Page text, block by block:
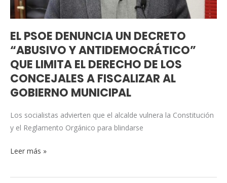
EL PSOE DENUNCIA UN DECRETO
“ABUSIVO Y ANTIDEMOCRÁTICO”
QUE LIMITA EL DERECHO DE LOS
CONCEJALES A FISCALIZAR AL
GOBIERNO MUNICIPAL
Los socialistas advierten que el alcalde vulnera la Constitución
y el Reglamento Orgánico para blindarse
QUE
LIMITA
EL
DE
LOS
CONCEJALES
A
AL
GOBIERNO
Leer más »